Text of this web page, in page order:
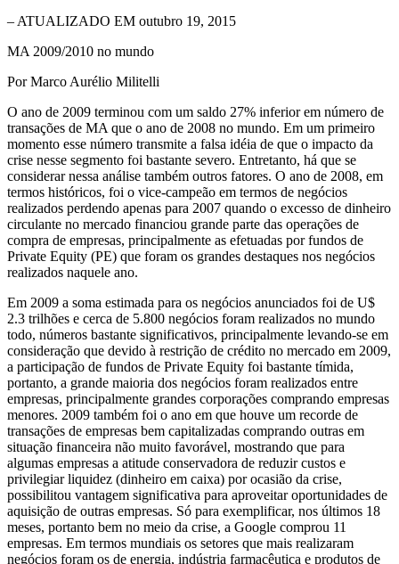
– ATUALIZADO EM outubro 19, 2015
MA 2009/2010 no mundo
Por Marco Aurélio Militelli
O ano de 2009 terminou com um saldo 27% inferior em número de
transações de MA que o ano de 2008 no mundo. Em um primeiro
momento esse número transmite a falsa idéia de que o impacto da
crise nesse segmento foi bastante severo. Entretanto, há que se
considerar nessa análise também outros fatores. O ano de 2008, em
termos históricos, foi o vice-campeão em termos de negócios
realizados perdendo apenas para 2007 quando o excesso de dinheiro
circulante no mercado financiou grande parte das operações de
compra de empresas, principalmente as efetuadas por fundos de
Private Equity (PE) que foram os grandes destaques nos negócios
realizados naquele ano.
Em 2009 a soma estimada para os negócios anunciados foi de U$
2.3 trilhões e cerca de 5.800 negócios foram realizados no mundo
todo, números bastante significativos, principalmente levando-se em
consideração que devido à restrição de crédito no mercado em 2009,
a participação de fundos de Private Equity foi bastante tímida,
portanto, a grande maioria dos negócios foram realizados entre
empresas, principalmente grandes corporações comprando empresas
menores. 2009 também foi o ano em que houve um recorde de
transações de empresas bem capitalizadas comprando outras em
situação financeira não muito favorável, mostrando que para
algumas empresas a atitude conservadora de reduzir custos e
privilegiar liquidez (dinheiro em caixa) por ocasião da crise,
possibilitou vantagem significativa para aproveitar oportunidades de
aquisição de outras empresas. Só para exemplificar, nos últimos 18
meses, portanto bem no meio da crise, a Google comprou 11
empresas. Em termos mundiais os setores que mais realizaram
negócios foram os de energia, indústria farmacêutica e produtos de